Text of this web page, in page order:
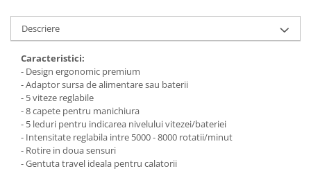
Descriere
Caracteristici:
- Design ergonomic premium
- Adaptor sursa de alimentare sau baterii
- 5 viteze reglabile
- 8 capete pentru manichiura
- 5 leduri pentru indicarea nivelului vitezei/bateriei
- Intensitate reglabila intre 5000 - 8000 rotatii/minut
- Rotire in doua sensuri
- Gentuta travel ideala pentru calatorii